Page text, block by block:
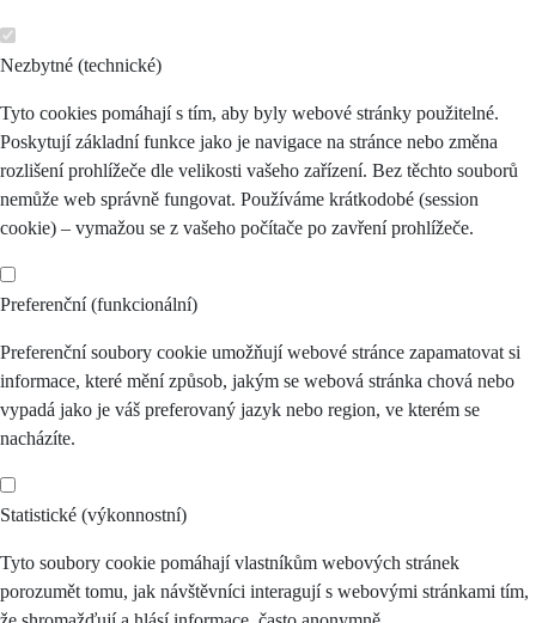
Nezbytné (technické)
Tyto cookies pomáhají s tím, aby byly webové stránky použitelné.
Poskytují základní funkce jako je navigace na stránce nebo změna
rozlišení prohlížeče dle velikosti vašeho zařízení. Bez těchto souborů
nemůže web správně fungovat. Používáme krátkodobé (session
cookie) – vymažou se z vašeho počítače po zavření prohlížeče.
Preferenční (funkcionální)
Preferenční soubory cookie umožňují webové stránce zapamatovat si
informace, které mění způsob, jakým se webová stránka chová nebo
vypadá jako je váš preferovaný jazyk nebo region, ve kterém se
nacházíte.
Statistické (výkonnostní)
Tyto soubory cookie pomáhají vlastníkům webových stránek
porozumět tomu, jak návštěvníci interagují s webovými stránkami tím,